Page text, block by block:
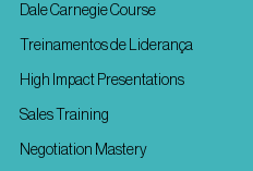
Dale Carnegie Course
Treinamentos de Liderança
High Impact Presentations
Sales Training
Negotiation Mastery